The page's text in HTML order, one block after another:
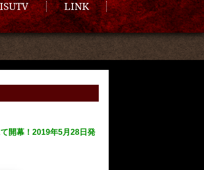
LINK
開幕！2019年5月28日発